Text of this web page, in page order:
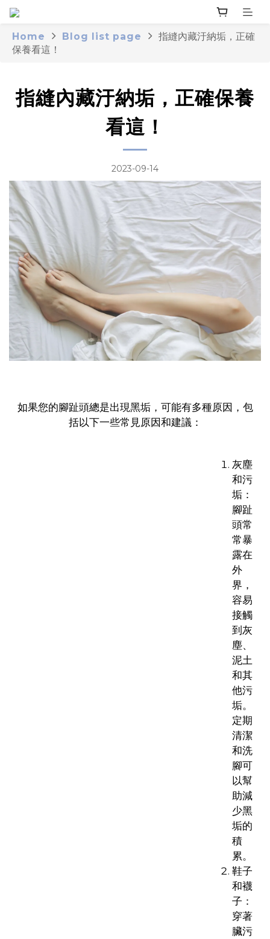
Home Blog list page
指縫內藏汙納垢，正確
保養看這！
指縫內藏汙納垢，正確保養
看這！
2023-09-14
如果您的腳趾頭總是出現黑垢，可能有多種原因，包
括以下一些常見原因和建議：
灰塵
和污
垢：
腳趾
頭常
常暴
露在
外
界，
容易
接觸
到灰
塵、
泥土
和其
他污
垢。
定期
清潔
和洗
腳可
以幫
助減
少黑
垢的
積
累。
鞋子
和襪
子：
穿著
臟污